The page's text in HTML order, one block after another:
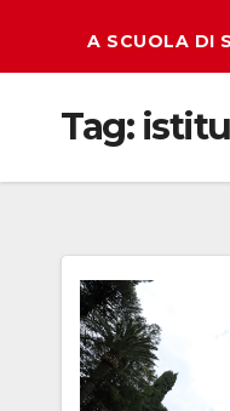
A SCUOLA DI
Tag: